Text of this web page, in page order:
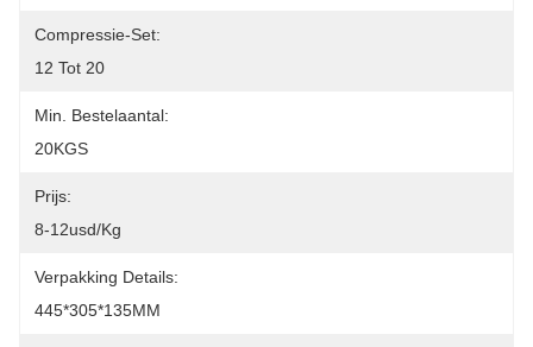
Compressie-Set:
12 Tot 20
Min. Bestelaantal:
20KGS
Prijs:
8-12usd/kg
Verpakking Details:
445*305*135MM